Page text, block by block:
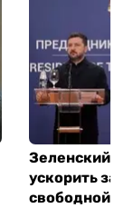
Зеленский
ускорить
свободной